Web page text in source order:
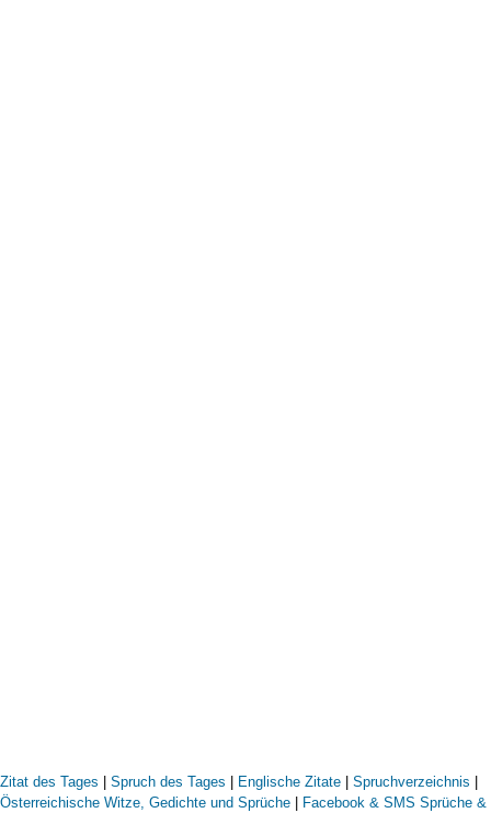
Zitat des Tages | Spruch des Tages | Englische Zitate | Spruchverzeichnis |
Österreichische Witze, Gedichte und Sprüche | Facebook & SMS Sprüche &